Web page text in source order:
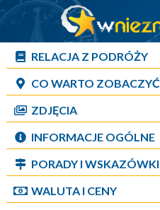
RELACJA Z PODRÓŻY
CO WARTO ZOBACZYĆ
ZDJĘCIA
INFORMACJE OGÓLNE
PORADY I WSKAZÓWKI
WALUTA I CENY